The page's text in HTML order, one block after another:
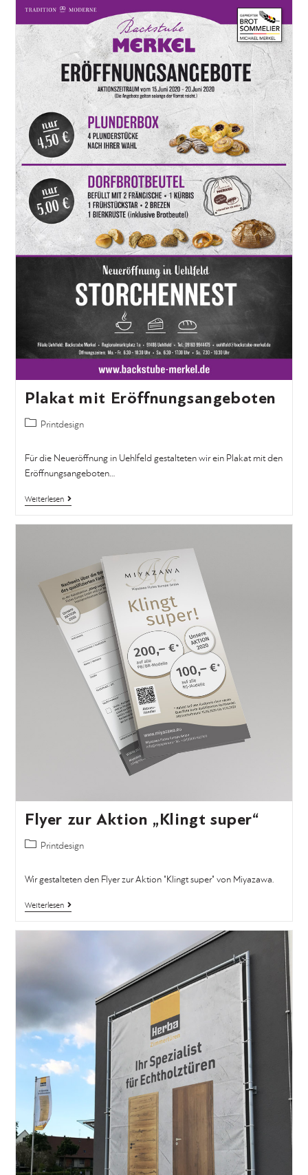
Plakat mit Eröffnungsangeboten
Printdesign
Für die Neueröffnung in Uehlfeld gestalteten wir ein Plakat mit den
Eröffnungsangeboten…
Weiterlesen
Flyer zur Aktion „Klingt super“
Printdesign
Wir gestalteten den Flyer zur Aktion "Klingt super" von Miyazawa.
Weiterlesen